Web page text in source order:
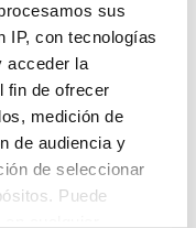
sus
IP, con tecnologías
acceder la
fin de ofrecer
medición de
de audiencia y
de seleccionar
Puede
como
aquí.
estás